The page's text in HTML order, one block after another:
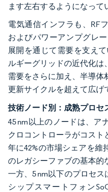
ます左右するようになって
電気通信インフラも、RF
およびパワーアンプグレ
展開を通じて需要を支え
ルギーグリッドの近代化は
需要をさらに加え、半導
更新サイクルを超えて広げ
技術ノード別：成熟プロセ
45 nm以上のノードは、ア
クロコントローラがコスト
年に42%の市場シェアを維
のレガシーファブの基本的
一方、5 nm以下のプロセ
シップスマートフォン